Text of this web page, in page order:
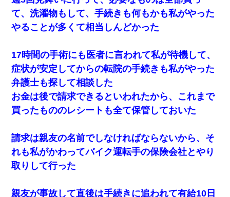
て、洗濯物もして、手続きも何もかも私がやった
やることが多くて相当しんどかった
17時間の手術にも医者に言われて私が待機して、
症状が安定してからの転院の手続きも私がやった
弁護士も探して相談した
お金は後で請求できるといわれたから、これまで
買ったもののレシートも全て保管しておいた
請求は親友の名前でしなければならないから、そ
れも私がかわってバイク運転手の保険会社とやり
取りして行った
親友が事故して直後は手続きに追われて有給10日